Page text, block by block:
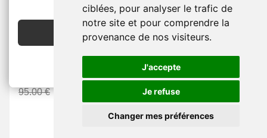
ciblées, pour analyser le trafic de
notre site et pour comprendre la
provenance de nos visiteurs.
J'accepte
Je refuse
Changer mes préférences
EN CRÉANT UN COMPTE
JE CRÉE MON COMPTE
VETEMENT
FEMME -
SURVETEMENT - SWEET
95.00 €
PANTALON - VETEMENT
SURVETEMENT - SWEET
PANTS
47.50 €
95.00 €